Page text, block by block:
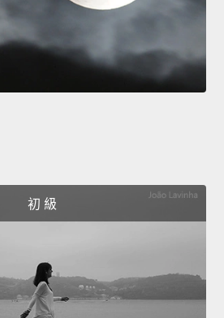
初 級